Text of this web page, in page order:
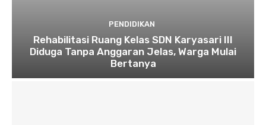
PENDIDIKAN
Rehabilitasi Ruang Kelas SDN Karyasari III
Diduga Tanpa Anggaran Jelas, Warga Mulai
Bertanya